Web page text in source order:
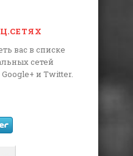
вас в списке
сетей
и Twitter.